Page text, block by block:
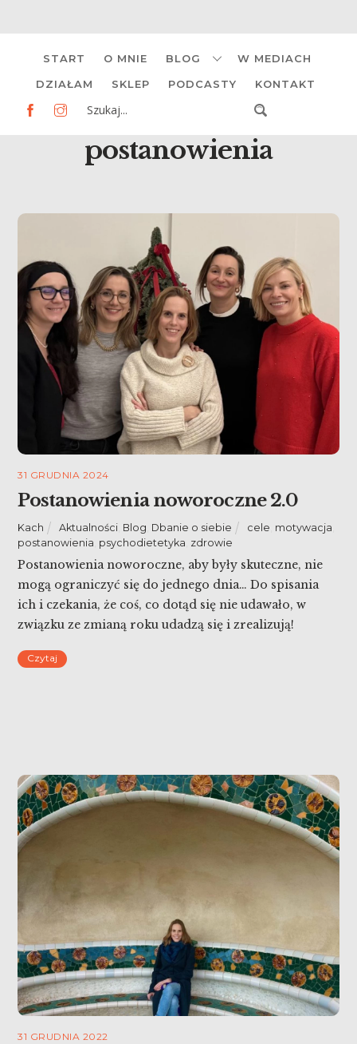
content
START O MNIE BLOG W MEDIACH
DZIAŁAM SKLEP PODCASTY KONTAKT
postanowienia
31 GRUDNIA 2024
Postanowienia noworoczne 2.0
Kach Aktualności Blog Dbanie o siebie cele motywacja
postanowienia psychodietetyka zdrowie
Postanowienia noworoczne, aby były skuteczne, nie
mogą ograniczyć się do jednego dnia… Do spisania
ich i czekania, że coś, co dotąd się nie udawało, w
związku ze zmianą roku udadzą się i zrealizują!
się dalej, mając na uwadze nasze doświadczenie.
Czytaj
31 GRUDNIA 2022